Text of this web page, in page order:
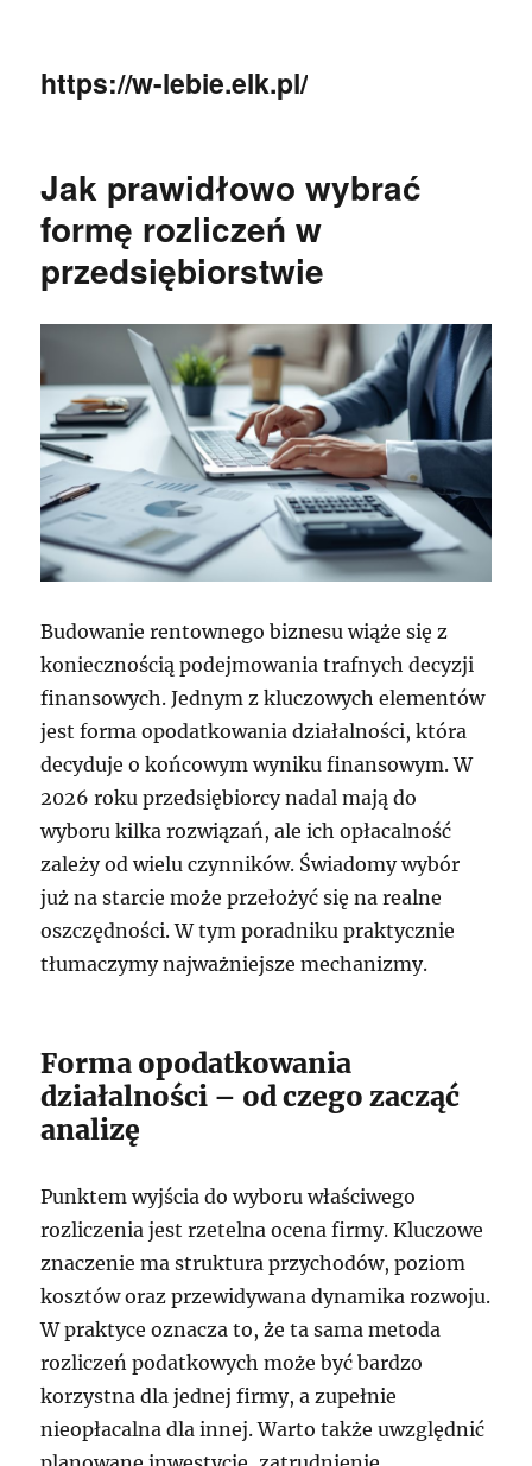
https://w-lebie.elk.pl/
Jak prawidłowo wybrać
formę rozliczeń w
przedsiębiorstwie
Budowanie rentownego biznesu wiąże się z
koniecznością podejmowania trafnych decyzji
finansowych. Jednym z kluczowych elementów
jest forma opodatkowania działalności, która
decyduje o końcowym wyniku finansowym. W
2026 roku przedsiębiorcy nadal mają do
wyboru kilka rozwiązań, ale ich opłacalność
zależy od wielu czynników. Świadomy wybór
już na starcie może przełożyć się na realne
oszczędności. W tym poradniku praktycznie
tłumaczymy najważniejsze mechanizmy.
Forma opodatkowania
działalności – od czego zacząć
analizę
Punktem wyjścia do wyboru właściwego
rozliczenia jest rzetelna ocena firmy. Kluczowe
znaczenie ma struktura przychodów, poziom
kosztów oraz przewidywana dynamika rozwoju.
W praktyce oznacza to, że ta sama metoda
rozliczeń podatkowych może być bardzo
korzystna dla jednej firmy, a zupełnie
nieopłacalna dla innej. Warto także uwzględnić